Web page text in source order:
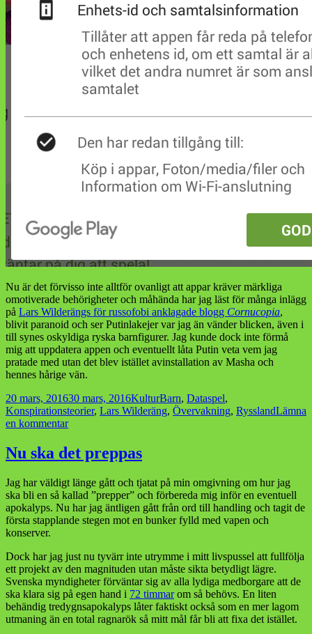
Nu är det förvisso inte alltför ovanligt att appar kräver märkliga
omotiverade behörigheter och måhända har jag läst för många inlägg
på Lars Wilderängs för russofobi anklagade blogg Cornucopia,
blivit paranoid och ser Putinlakejer var jag än vänder blicken, även i
till synes oskyldiga ryska barnfigurer. Jag kunde dock inte förmå
mig att uppdatera appen och eventuellt låta Putin veta vem jag
pratade med utan det blev istället avinstallation av Masha och
hennes hårige vän.
Postat
20 mars, 201630 mars, 2016Kategorier
KulturTaggar
Barn, Dataspel,
Konspirationsteorier, Lars Wilderäng, Övervakning, RysslandLämna
en kommentartill
och
den
björnen
Nu ska det preppas
Jag har väldigt länge gått och tjatat på min omgivning om hur jag
ska bli en så kallad ”prepper” och förbereda mig inför en eventuell
apokalyps. Nu har jag äntligen gått från ord till handling och tagit de
första stapplande stegen mot en bunker fylld med vapen och
konserver.
Dock har jag just nu tyvärr inte utrymme i mitt livspussel att fullfölja
ett projekt av den magnituden utan måste sikta betydligt lägre.
Svenska myndigheter förväntar sig av alla lydiga medborgare att de
ska klara sig på egen hand i 72 timmarom så behövs. En liten
behändig tredygnsapokalyps låter faktiskt också som en mer lagom
utmaning än en total ragnarök så mitt mål får bli att fixa det istället.